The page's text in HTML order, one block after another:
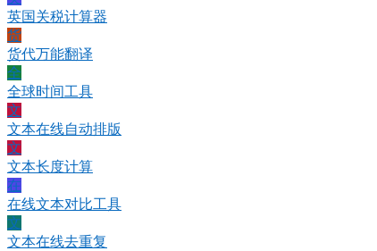
英国关税计算器
货
货代万能翻译
全
全球时间工具
文
文本在线自动排版
文
文本长度计算
在
在线文本对比工具
文
文本在线去重复